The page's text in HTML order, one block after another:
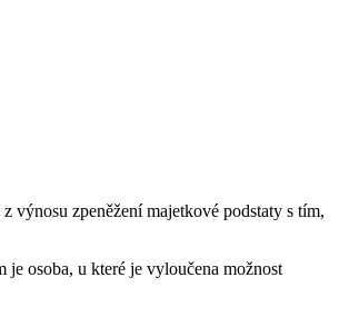
výnosu zpeněžení majetkové podstaty s tím,
osoba, u které je vyloučena možnost